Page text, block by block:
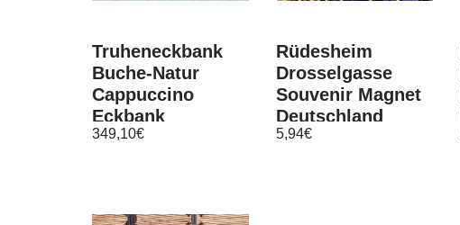
Truheneckbank
Buche-Natur
Cappuccino
Eckbank
Truhenbank
349,10€
Rüdesheim
Drosselgasse
Souvenir Magnet
Deutschland
Germany, neu
5,94€